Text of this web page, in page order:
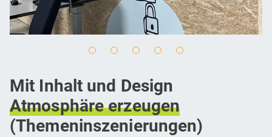
Mit Inhalt und Design
Atmosphäre erzeugen
(Themeninszenierungen)